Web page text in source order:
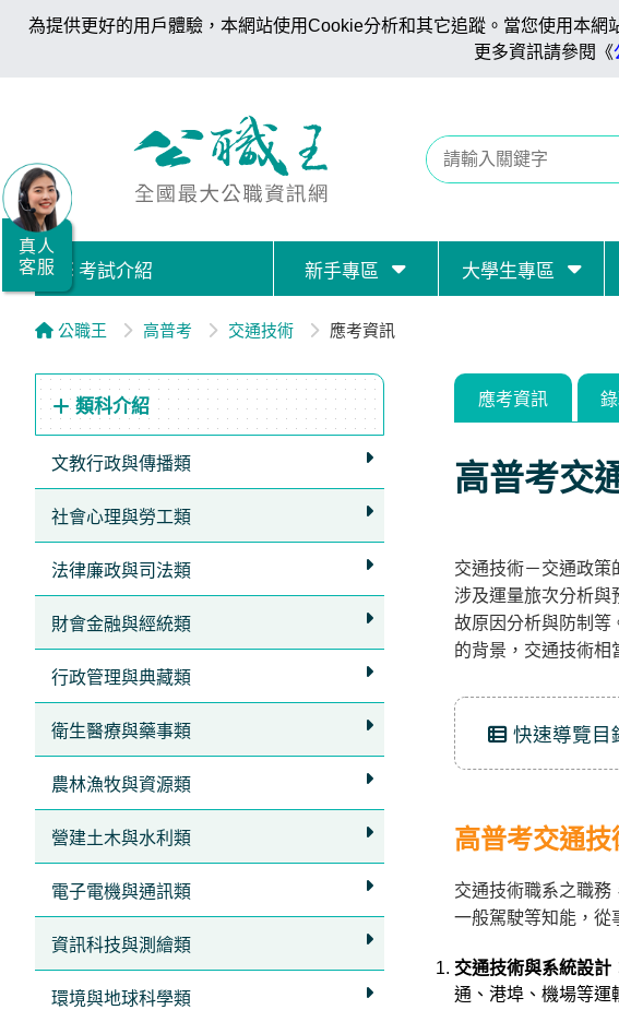
為提供更好的用戶體驗，本網站使用Cookie分析和其它追蹤。當您使用本
更多資訊請參閱《
考試介紹 新手專區 大學生專區
公職王 高普考 交通技術 應考資訊
類科介紹
文教行政與傳播類
社會心理與勞工類
法律廉政與司法類
財會金融與經統類
行政管理與典藏類
衛生醫療與藥事類
農林漁牧與資源類
營建土木與水利類
電子電機與通訊類
資訊科技與測繪類
環境與地球科學類
應考資訊
高普考交
交通技術－交通政策
涉及運量旅次分析與
故原因分析與防制等
的背景，交通技術相
快速導覽目
高普考交通
交通技術職系之職務
一般駕駛等知能，從
交通技術與系統設計
通、港埠、機場等運
真人
客服
職/
就
業/
證
務
據
點
即
LINE
方
人
，
再